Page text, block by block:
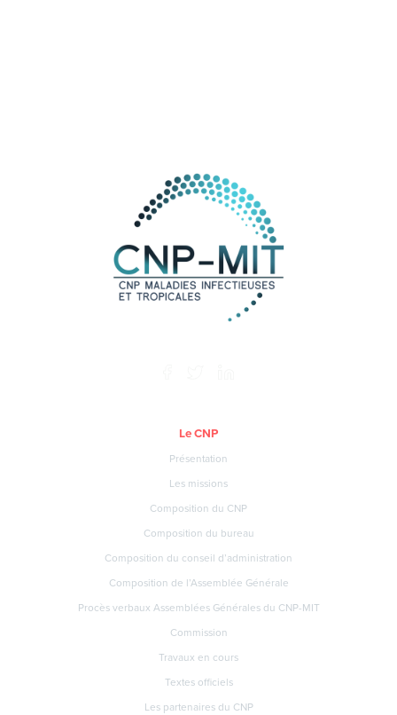
Le CNP
Présentation
Les missions
Composition du CNP
Composition du bureau
Composition du conseil d’administration
Composition de l’Assemblée Générale
Procès verbaux Assemblées Générales du CNP-MIT
Commission
Travaux en cours
Textes officiels
Les partenaires du CNP